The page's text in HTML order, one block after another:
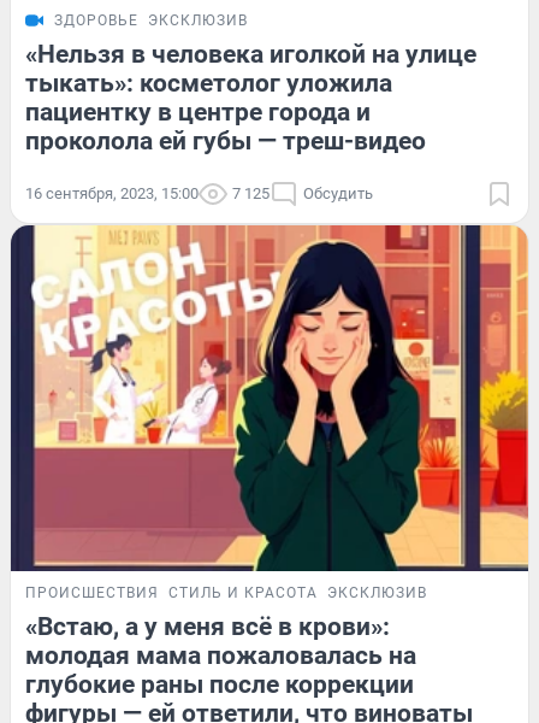
ЗДОРОВЬЕ ЭКСКЛЮЗИВ
«Нельзя в человека иголкой на улице
тыкать»: косметолог уложила
пациентку в центре города и
проколола ей губы — треш-видео
16 сентября, 2023, 15:00 7 125 Обсудить
ПРОИСШЕСТВИЯ СТИЛЬ И КРАСОТА ЭКСКЛЮЗИВ
«Встаю, а у меня всё в крови»:
молодая мама пожаловалась на
глубокие раны после коррекции
фигуры — ей ответили, что виноваты